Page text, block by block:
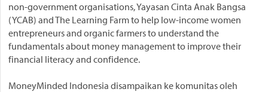
non-government organisations, Yayasan Cinta Anak Bangsa
(YCAB) and The Learning Farm to help low-income women
entrepreneurs and organic farmers to understand the
fundamentals about money management to improve their
financial literacy and confidence.
MoneyMinded Indonesia disampaikan ke komunitas oleh